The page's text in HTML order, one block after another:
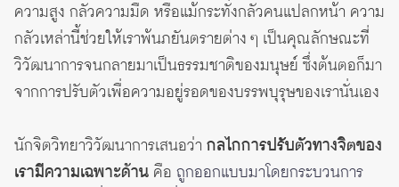
ความสูง กลัวความมืด หรือแม้กระทั่งกลัวคนแปลกหน้า ความ
กลัวเหล่านี้ช่วยให้เราพ้นภยันตรายต่าง ๆ เป็นคุณลักษณะที่
วิวัฒนาการจนกลายมาเป็นธรรมชาติของมนุษย์ ซึ่งต้นตอก็มา
จากการปรับตัวเพื่อความอยู่รอดของบรรพบุรุษของเรานั่นเอง
นักจิตวิทยาวิวัฒนาการเสนอว่า กลไกการปรับตัวทางจิตของ
เรามีความเฉพาะด้าน คือ ถูกออกแบบมาโดยกระบวนการ